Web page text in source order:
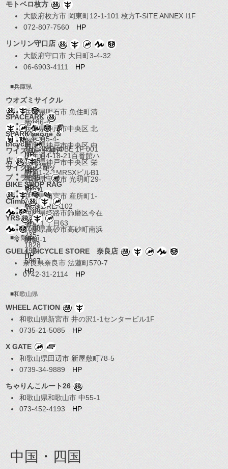
モトベロ枚方
大阪府枚方市 岡東町12-1-101 枚方T-SITE ANNEX I1F
072-807-7560 HP
リンリン守口店
大阪府守口市 大日町3-4-32
06-6903-4111 HP
■兵庫県
ウオズミサイクル
兵庫県明石市 魚住町清
水186-6
078-
943-
7778
HP
SPACEARK
兵庫県神戸市中央区 北
長狭通5-4-
7NEWVEKOBE 1F 001
078-
367-
3285
HP
SPARK scone ＆
bicycle兵庫県神戸市中央区 中
山手通4-18-21百番館ハ
イツ1階
078-
855-
9045
HP
ワイズロード神戸
店
兵庫県神戸市中央区 栄
町通1-2-1MRSXビルB1
078-
333-
7037
HP
サイクルショッ
プ ラビット
兵庫県宝塚市 光明町29-
1-101
0797-
74-
8709
HP
BIKE SHOP RAG
兵庫県西宮市 産所町1-
1K’S CREA102
0798-
38-
9588
HP
Climb
兵庫県姫路市飾磨区今在
家北１丁目63
079-
235-
1828
HP
YRS
兵庫県高砂市高砂町南浜
町88-1
079-
497-
5807
HP
■奈良県
GUELL BICYCLE STORE 奈良店
奈良県奈良市 法蓮町570-7
0742-31-2114 HP
■和歌山県
WHEEL ACTION
和歌山県新宮市 井の沢1-1センタービル1F
0735-21-5085 HP
X GATE
和歌山県田辺市 新屋敷町78-5
0739-34-9889 HP
ちゃりんこルート26
和歌山県和歌山市 中55-1
073-452-4193 HP
中国・四国